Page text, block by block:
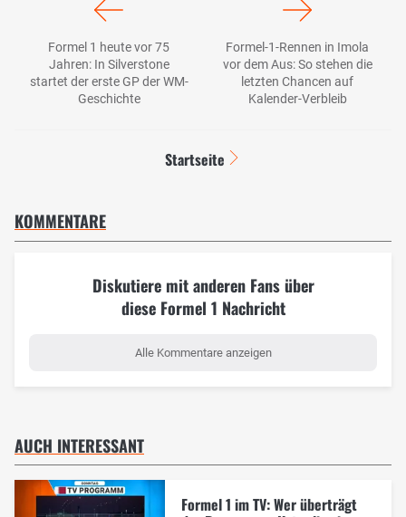
Formel 1 heute vor 75
Jahren: In Silverstone
startet der erste GP der WM-
Geschichte
Formel-1-Rennen in Imola
vor dem Aus: So stehen die
letzten Chancen auf
Kalender-Verbleib
Startseite
KOMMENTARE
Diskutiere mit anderen Fans über
diese Formel 1 Nachricht
Alle Kommentare anzeigen
AUCH INTERESSANT
Formel 1 im TV: Wer überträgt